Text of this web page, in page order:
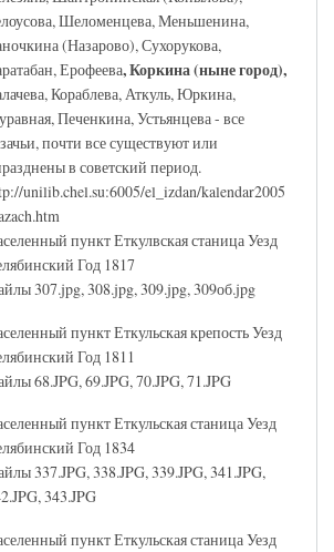
Шеломенцева, Меньшенина,
(Назарово), Сухорукова,
Ерофеева, Коркина (ныне город),
Кораблева, Аткуль, Юркина,
Печенкина, Устьянцева - все
почти все существуют или
в советский период.
unilib.chel.su:6005/el_izdan/kalendar2005
пункт Еткулвская станица Уезд
Год 1817
307.jpg, 308.jpg, 309.jpg, 309об.jpg
пункт Еткульская крепость Уезд
Год 1811
68.JPG, 69.JPG, 70.JPG, 71.JPG
пункт Еткульская станица Уезд
Год 1834
337.JPG, 338.JPG, 339.JPG, 341.JPG,
343.JPG
пункт Еткульская станица Уезд